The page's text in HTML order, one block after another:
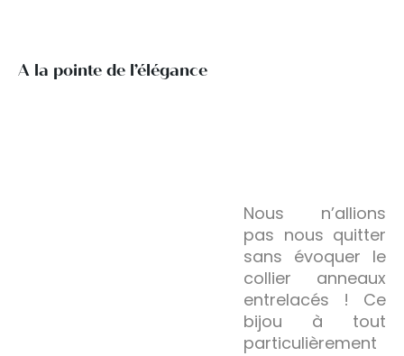
A la pointe de l’élégance
Nous n’allions
pas nous quitter
sans évoquer le
collier anneaux
entrelacés ! Ce
bijou à tout
particulièrement